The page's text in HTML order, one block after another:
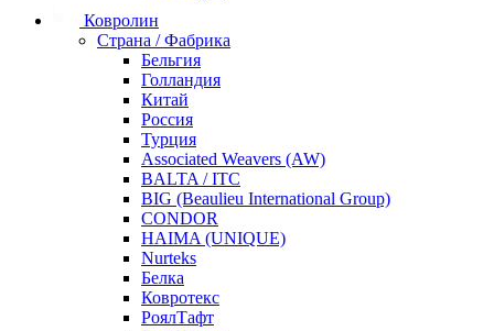
Ковролин
Страна / Фабрика
Бельгия
Голландия
Китай
Россия
Турция
Associated Weavers (AW)
BALTA / ITC
BIG (Beaulieu International Group)
CONDOR
HAIMA (UNIQUE)
Nurteks
Белка
Ковротекс
РоялТафт